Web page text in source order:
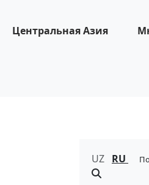
Центральная Азия
UZ RU